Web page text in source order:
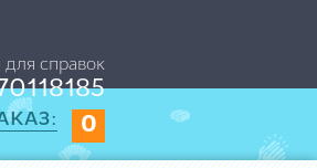
для справок
0